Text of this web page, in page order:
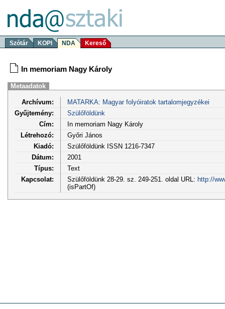
Szótár KOPI NDA Kereső
In memoriam Nagy Károly
Metaadatok
Archívum:
MATARKA: Magyar folyóiratok tartalomjegyzékei
Gyűjtemény:
Szülőföldünk
Cím:
In memoriam Nagy Károly
Létrehozó:
Győri János
Kiadó:
Szülőföldünk ISSN 1216-7347
Dátum:
2001
Típus:
Text
Kapcsolat:
Szülőföldünk 28-29. sz. 249-251. oldal URL: http://
(isPartOf)